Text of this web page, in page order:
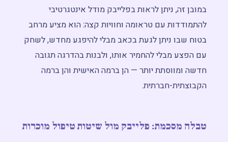
במובן זה, ניתן לראות בפלייבק מודל אינטגרטיבי
להתמודדות עם טראומה וחוויות קצה: הוא מציע מרחב
בטוח שבו ניתן לגעת בכאב מבלי להיפגע מחדש, לשחק
עם הפצע מבלי להחמיר אותו, ולבנות בהדרגה תגובה
חדשה ומווסתת יותר — הן ברמה האישית והן ברמה
הקבוצתית-חברתית.
טבלה מסכמת: פלייבק מול שיטות טיפול מוכרות